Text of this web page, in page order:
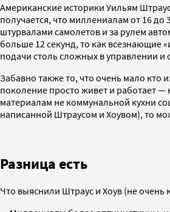
Американские историки Уильям
получается, что миллениалам от 16
штурвалами самолетов и за рулем
больше 12 секунд, то как всезнающие
подачи столь сложных в управлении и
Забавно также то, что очень мало кто
поколение просто живет и работает —
материалам не коммунальной кухни
написанной Штраусом и Хоувом), то
Разница есть
Что выяснили Штраус и Хоув (не